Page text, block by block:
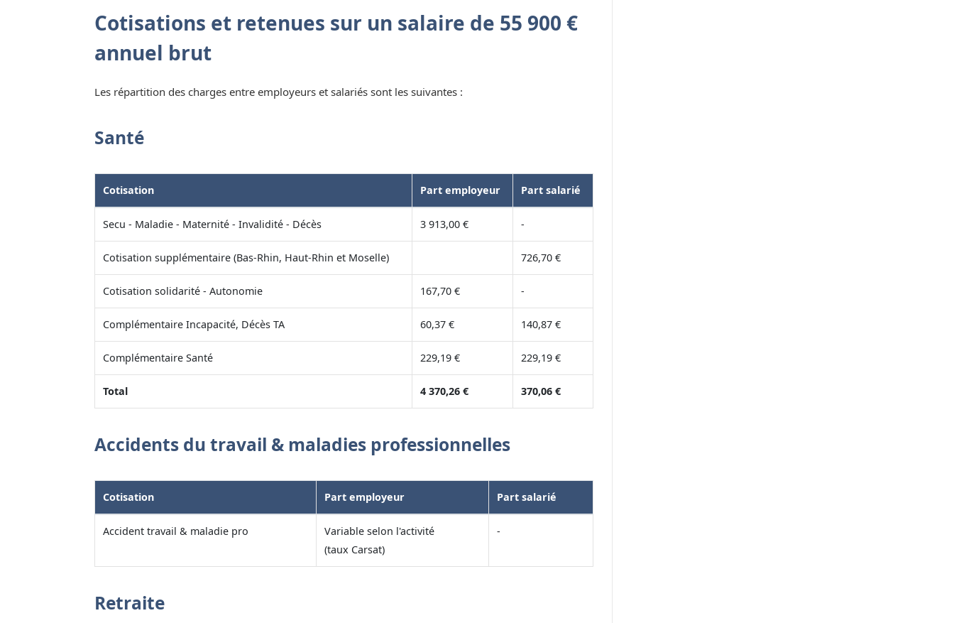
Cotisations et retenues sur un salaire de 55 900 €
annuel brut
Les répartition des charges entre employeurs et salariés sont les suivantes :
Santé
Cotisation Part employeur Part salarié
Secu - Maladie - Maternité - Invalidité - Décès 3 913,00 € -
Cotisation supplémentaire (Bas-Rhin, Haut-Rhin et Moselle) 726,70 €
Cotisation solidarité - Autonomie 167,70 € -
Complémentaire Incapacité, Décès TA 60,37 € 140,87 €
Complémentaire Santé 229,19 € 229,19 €
Total 4 370,26 € 370,06 €
Accidents du travail & maladies professionnelles
Cotisation Part employeur Part salarié
Accident travail & maladie pro
Variable selon l'activité
(taux Carsat)
-
Retraite